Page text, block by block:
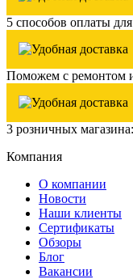
5 способов оплаты
Поможем с ремонтом
3 розничных
Компания
О компании
Новости
Наши клиенты
Сертификаты
Обзоры
Блог
Вакансии